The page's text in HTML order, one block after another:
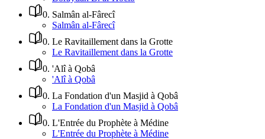
0. Salmân al-Fârecî
Salmân al-Fârecî
0. Le Ravitaillement dans la Grotte
Le Ravitaillement dans la Grotte
0. 'Alî à Qobâ
'Alî à Qobâ
0. La Fondation d'un Masjid à Qobâ
La Fondation d'un Masjid à Qobâ
0. L'Entrée du Prophète à Médine
L'Entrée du Prophète à Médine